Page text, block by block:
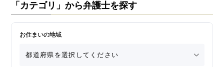
「カテゴリ」から弁護士を探す
お住まいの地域